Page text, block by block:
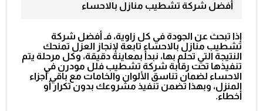
أفضل شركة تشطيب منازل بالاحساء
إذا تبحث عن الجودة في كل زاوية، فـ أفضل شركة
تشطيب منازل بالاحساء تابعة لإنجاز العزل تمنحك
النتيجة التي تحلم بها، نبدأ بمعاينة دقيقة، وكل مرحلة يتم
تنفيذها تحت رقابة شركة تشطيب فلل مودرن في
الاحساء لضمان تناسق الألوان والخامات مع باقي أجزاء
المنزل، وبهذا تضمن تنفيذ مشروعك بدون تكرار أو
أخطاء.